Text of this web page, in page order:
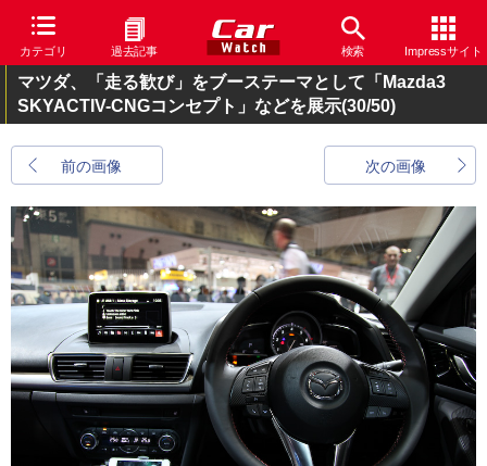
カテゴリ 過去記事 検索 Impressサイト
マツダ、「走る歓び」をブーステーマとして「Mazda3
SKYACTIV-CNGコンセプト」などを展示(30/50)
前の画像 次の画像